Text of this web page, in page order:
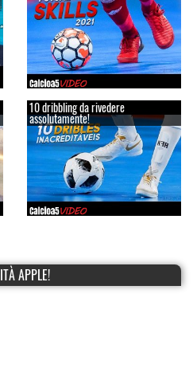
10 dribbling da rivedere
assolutamente!
APPLE!